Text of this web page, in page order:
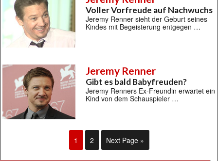
Voller Vorfreude auf Nachwuchs
Jeremy Renner sieht der Geburt seines
Kindes mit Begeisterung entgegen …
Jeremy Renner
Gibt es bald Babyfreuden?
Jeremy Renners Ex-Freundin erwartet ein
Kind von dem Schauspieler …
1 2 Next Page »